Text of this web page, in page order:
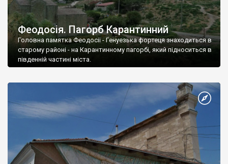
Феодосія. Пагорб Карантинний
Головна памятка Феодосії - Генуезька фортеця знаходиться в
старому районі - на Карантинному пагорбі, який підноситься в
південній частині міста.